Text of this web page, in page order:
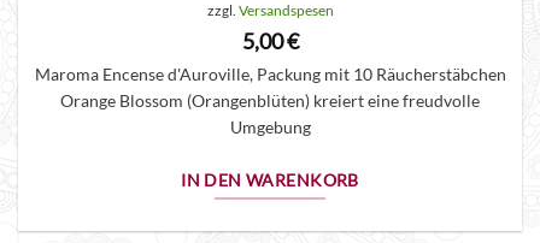
zzgl. Versandspesen
5,00€
Maroma Encense d'Auroville, Packung mit 10 Räucherstäbchen
Orange Blossom (Orangenblüten) kreiert eine freudvolle
Umgebung
IN DEN WARENKORB